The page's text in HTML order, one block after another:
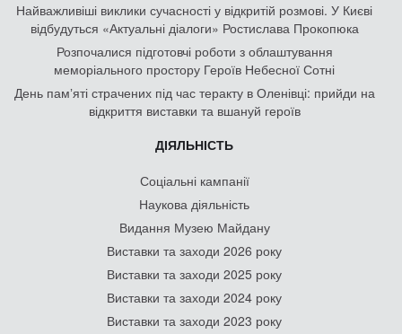
Найважливіші виклики сучасності у відкритій розмові. У Києві
відбудуться «Актуальні діалоги» Ростислава Прокопюка
Розпочалися підготовчі роботи з облаштування
меморіального простору Героїв Небесної Сотні
День памʼяті страчених під час теракту в Оленівці: прийди на
відкриття виставки та вшануй героїв
ДІЯЛЬНІСТЬ
Соціальні кампанії
Наукова діяльність
Видання Музею Майдану
Виставки та заходи 2026 року
Виставки та заходи 2025 року
Виставки та заходи 2024 року
Виставки та заходи 2023 року